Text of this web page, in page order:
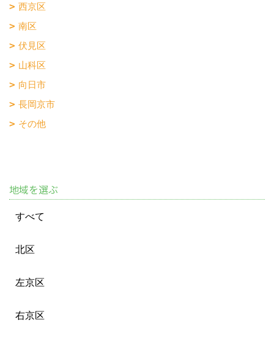
西京区
南区
伏見区
山科区
向日市
長岡京市
その他
地域を選ぶ
すべて
北区
左京区
右京区